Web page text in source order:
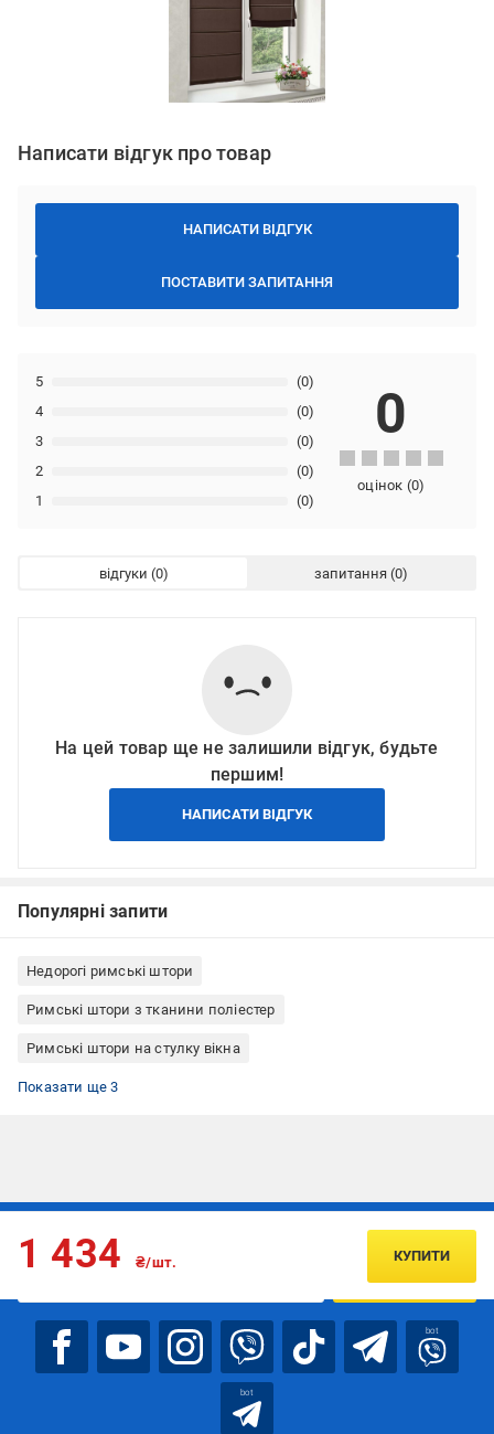
Написати відгук про товар
НАПИСАТИ ВІДГУК
ПОСТАВИТИ ЗАПИТАННЯ
1 (0)
2 (0)
3 (0)
4 (0)
5 (0)
0
оцінок (0)
відгуки запитання
На цей товар ще не залишили відгук, будьте
першим!
НАПИСАТИ ВІДГУК
Популярні запити
Недорогі римські штори
Римські штори з тканини поліестер
Римські штори на стулку вікна
Римські штори кріплення до стелі
Римські штори кріплення до стіни
Римські штори Rollotex
Показати ще 3
1 434 ₴/шт. КУПИТИ
Підписуйтесь, щоб дізнаватись першим про акції та пропозиції
ПІДПИСАТИСЯ
bot
bot